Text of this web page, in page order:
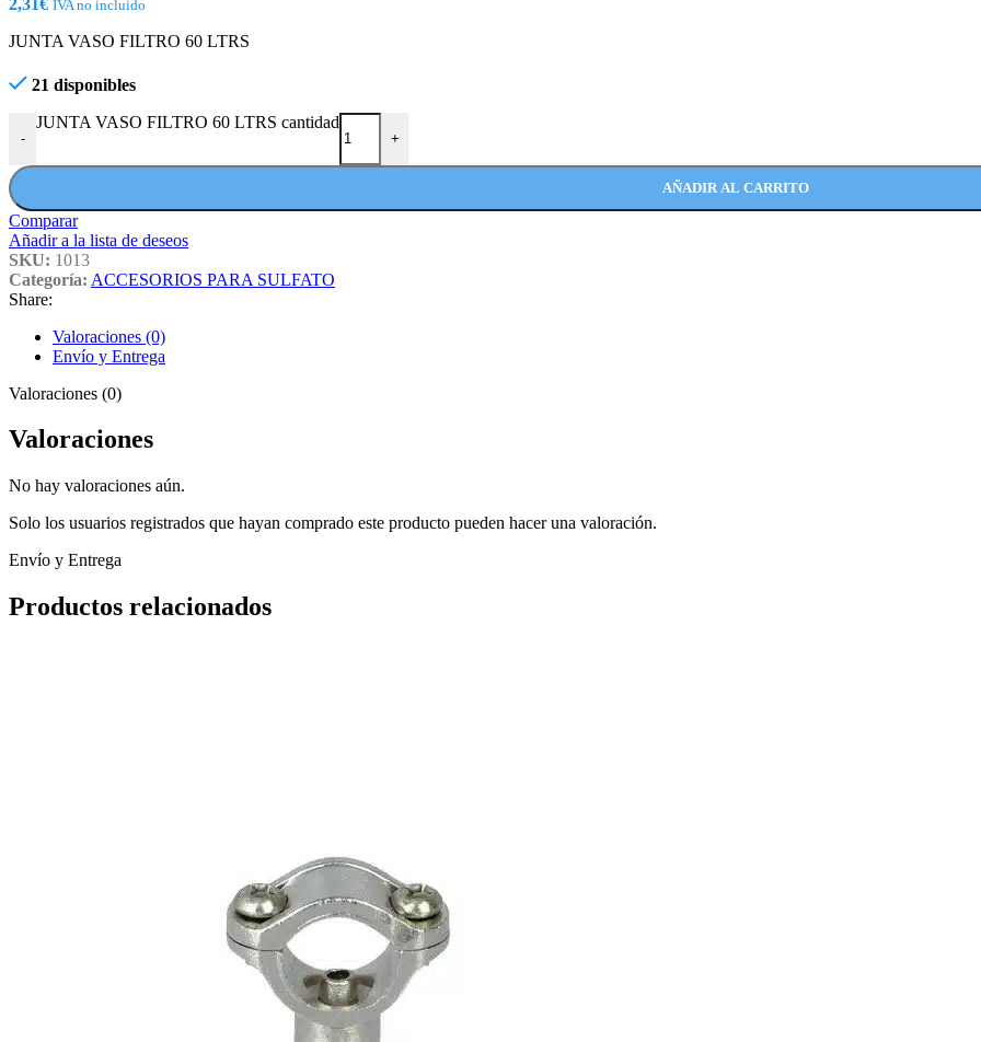
IVA no incluido
JUNTA VASO FILTRO 60 LTRS
21 disponibles
-
JUNTA VASO FILTRO 60 LTRS cantidad
+
AÑADIR AL CARRITO
Comparar
Añadir a la lista de deseos
SKU: 1013
Categoría: ACCESORIOS PARA SULFATO
Share:
Valoraciones (0)
Envío y Entrega
Valoraciones (0)
Valoraciones
No hay valoraciones aún.
Solo los usuarios registrados que hayan comprado este producto pueden hacer una valoración.
Envío y Entrega
Productos relacionados